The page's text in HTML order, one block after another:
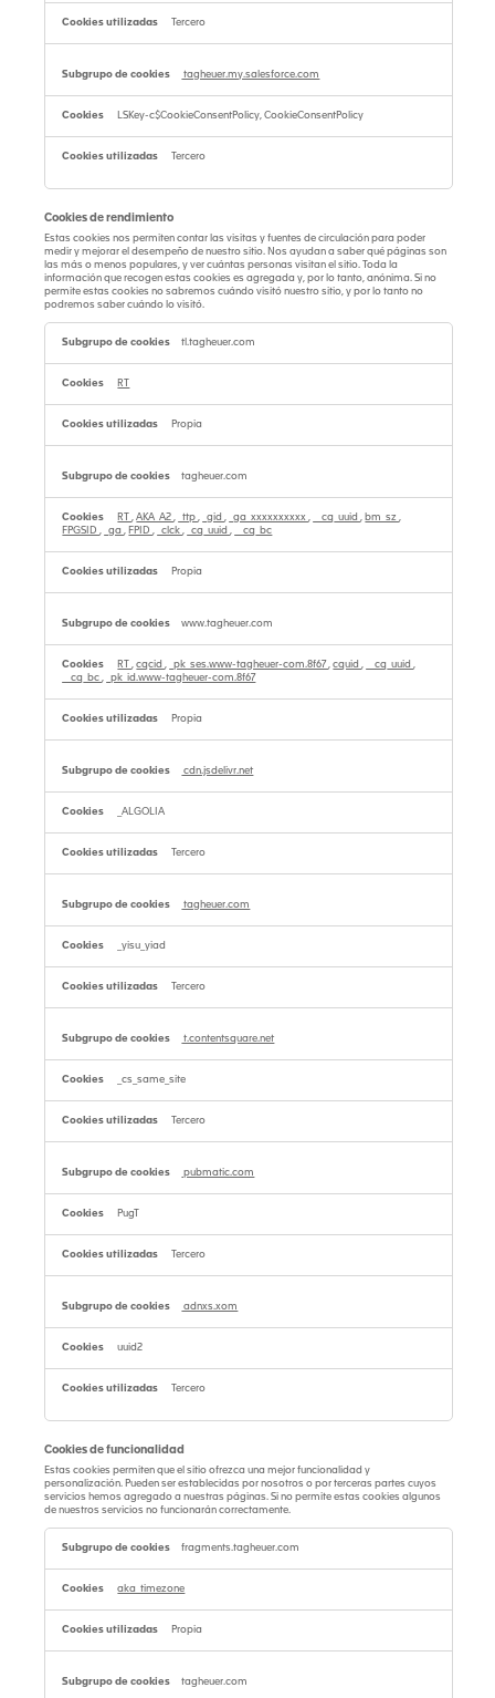
Tercero
tagheuer.my.salesforce.com
LSKey-c$CookieConsentPolicy, CookieConsentPolicy
Tercero
Cookies de rendimiento
Estas cookies nos permiten contar las visitas y fuentes de circulación para poder
medir y mejorar el desempeño de nuestro sitio. Nos ayudan a saber qué páginas son
las más o menos populares, y ver cuántas personas visitan el sitio. Toda la
información que recogen estas cookies es agregada y, por lo tanto, anónima. Si no
permite estas cookies no sabremos cuándo visitó nuestro sitio, y por lo tanto no
podremos saber cuándo lo visitó.
Cookies
tl.tagheuer.com
RT
Propia
tagheuer.com
RT,AKA_A2, _ttp, _gid, _ga_xxxxxxxxxx, __cq_uuid, bm_sz,
FPGSID, _ga, FPID, _clck, _cq_uuid, __cq_bc
Propia
www.tagheuer.com
RT,cqcid, _pk_ses.www-tagheuer-com.8f67,cquid, __cq_uuid,
__cq_bc, _pk_id.www-tagheuer-com.8f67
Propia
cdn.jsdelivr.net
_ALGOLIA
Tercero
tagheuer.com
_yisu_yiad
Tercero
t.contentsquare.net
_cs_same_site
Tercero
pubmatic.com
PugT
Tercero
adnxs.xom
uuid2
Tercero
Cookies de funcionalidad
Estas cookies permiten que el sitio ofrezca una mejor funcionalidad y
personalización. Pueden ser establecidas por nosotros o por terceras partes cuyos
servicios hemos agregado a nuestras páginas. Si no permite estas cookies algunos
de nuestros servicios no funcionarán correctamente.
Cookies
fragments.tagheuer.com
aka_timezone
Propia
tagheuer.com